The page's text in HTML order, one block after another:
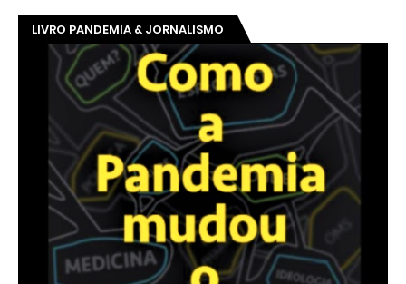
LIVRO PANDEMIA & JORNALISMO